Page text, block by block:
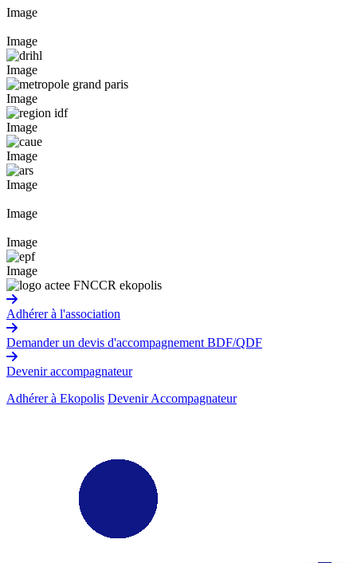
Image
Image
Image
Image
Image
Image
Image
Image
Image
Image
Adhérer à l'association
Demander un devis d'accompagnement BDF/QDF
Devenir accompagnateur
Adhérer à Ekopolis Devenir Accompagnateur